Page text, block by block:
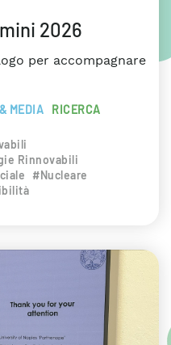
2026
per accompagnare
MEDIA RICERCA
Rinnovabili
#Nucleare